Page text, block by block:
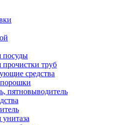
посуды
прочистки труб
средства
пятновыводитель
унитаза